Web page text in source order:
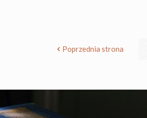
Poprzednia strona